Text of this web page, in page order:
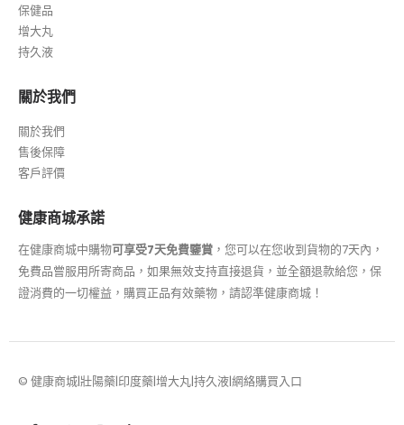
保健品
增大丸
持久液
關於我們
關於我們
售後保障
客戶評價
健康商城承諾
在健康商城中購物可享受7天免費鑒賞 ，您可以在您收到貨物的7天內，
免費品嘗服用所寄商品，如果無效支持直接退貨，並全額退款給您，保
證消費的一切權益，購買正品有效藥物，請認準健康商城！
© 健康商城|壯陽藥|印度藥|增大丸|持久液|網絡購買入口